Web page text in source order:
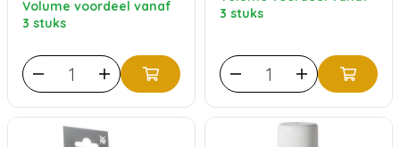
Volume voordeel vanaf
3 stuks
3 stuks